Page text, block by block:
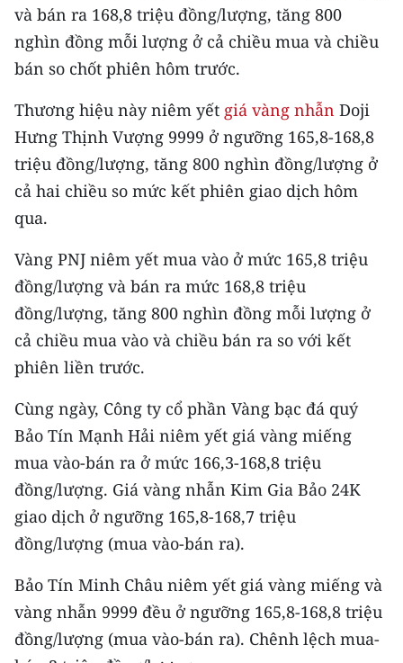
Media Giáo dục
Media Y tế
Media Khoa học - Công nghệ
Media Môi trường
Ảnh
Infographic
TIN MỚI
TIN ĐỊA PHƯƠNG
Trung du và miền núi phía Bắc
Đồng bằng sông Hồng
Bắc Trung Bộ
Duyên hải Nam Trung Bộ và Tây
Nguyên
Đông Nam Bộ
Đồng bằng sông Cửu Long
Chuyên trang Hà Nội
và bán ra 168,8 triệu đồng/lượng, tăng 800
nghìn đồng mỗi lượng ở cả chiều mua và chiều
bán so chốt phiên hôm trước.
Thương hiệu này niêm yết giá vàng nhẫn Doji
Hưng Thịnh Vượng 9999 ở ngưỡng 165,8-168,8
triệu đồng/lượng, tăng 800 nghìn đồng/lượng ở
cả hai chiều so mức kết phiên giao dịch hôm
qua.
Vàng PNJ niêm yết mua vào ở mức 165,8 triệu
đồng/lượng và bán ra mức 168,8 triệu
đồng/lượng, tăng 800 nghìn đồng mỗi lượng ở
cả chiều mua vào và chiều bán ra so với kết
phiên liền trước.
Cùng ngày, Công ty cổ phần Vàng bạc đá quý
Bảo Tín Mạnh Hải niêm yết giá vàng miếng
mua vào-bán ra ở mức 166,3-168,8 triệu
đồng/lượng. Giá vàng nhẫn Kim Gia Bảo 24K
giao dịch ở ngưỡng 165,8-168,7 triệu
đồng/lượng (mua vào-bán ra).
Bảo Tín Minh Châu niêm yết giá vàng miếng và
vàng nhẫn 9999 đều ở ngưỡng 165,8-168,8 triệu
đồng/lượng (mua vào-bán ra). Chênh lệch mua-